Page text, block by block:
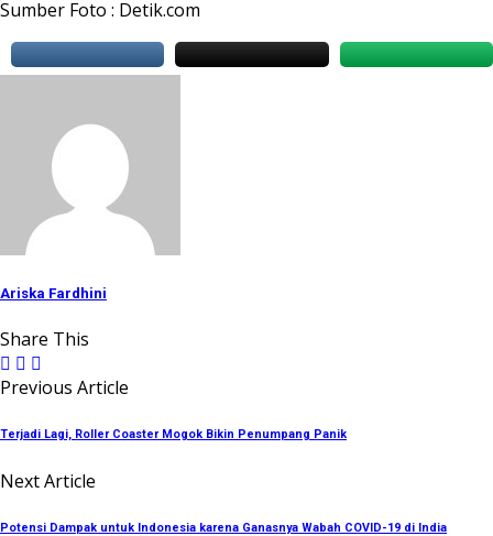
Sumber Foto : Detik.com
Ariska Fardhini
Share This
Previous Article
Terjadi Lagi, Roller Coaster Mogok Bikin Penumpang Panik
Next Article
Potensi Dampak untuk Indonesia karena Ganasnya Wabah COVID-19 di India